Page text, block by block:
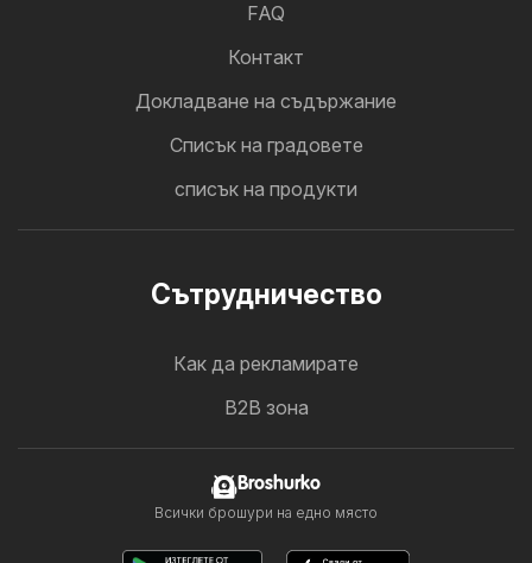
FAQ
Контакт
Докладване на съдържание
Cписък на градовете
списък на продукти
Cътрудничество
Как да рекламирате
B2B зона
Broshurko
Всички брошури на едно място